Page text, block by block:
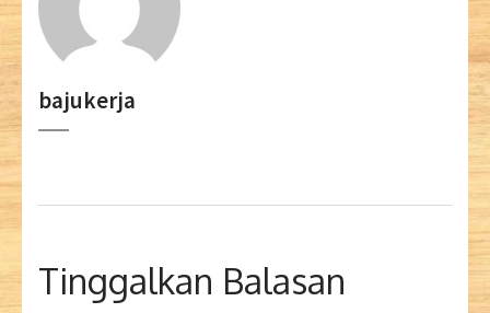
bajukerja
Tinggalkan Balasan